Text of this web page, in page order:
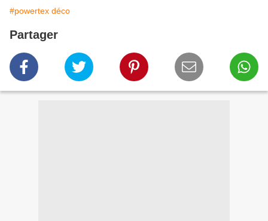
#powertex déco
Partager